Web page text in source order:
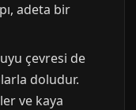
adeta bir
çevresi de
doludur.
ve kaya